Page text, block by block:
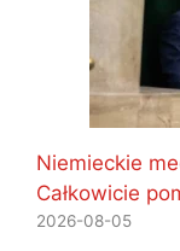
Niemieckie
Całkowicie
2026-08-05